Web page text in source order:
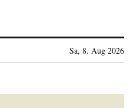
Sa, 8. Aug 2026